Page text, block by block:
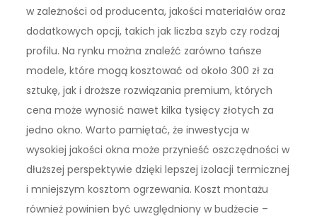
w zależności od producenta, jakości materiałów oraz
dodatkowych opcji, takich jak liczba szyb czy rodzaj
profilu. Na rynku można znaleźć zarówno tańsze
modele, które mogą kosztować od około 300 zł za
sztukę, jak i droższe rozwiązania premium, których
cena może wynosić nawet kilka tysięcy złotych za
jedno okno. Warto pamiętać, że inwestycja w
wysokiej jakości okna może przynieść oszczędności w
dłuższej perspektywie dzięki lepszej izolacji termicznej
i mniejszym kosztom ogrzewania. Koszt montażu
również powinien być uwzględniony w budżecie –